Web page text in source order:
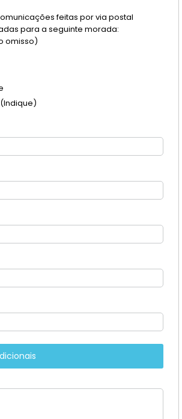
feitas por via postal
para a seguinte morada:
omisso)